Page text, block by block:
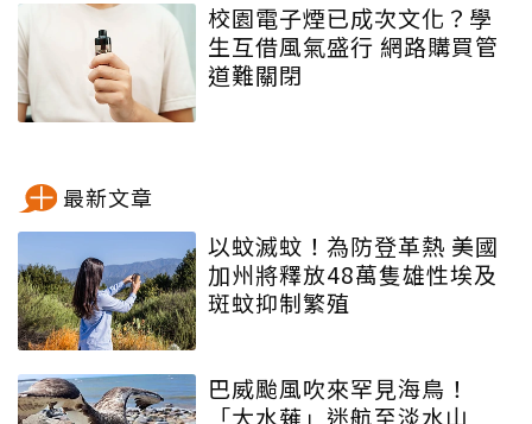
校園電子煙已成次文化？學
生互借風氣盛行 網路購買管
道難關閉
最新文章
以蚊滅蚊！為防登革熱 美國
加州將釋放48萬隻雄性埃及
斑蚊抑制繁殖
巴威颱風吹來罕見海鳥！
「大水薙」迷航至淡水山